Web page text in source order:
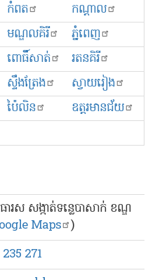
កំពត
កណ្ដាល
មណ្ឌលគិរី
ភ្នំពេញ
ពោធិ៍សាត់
រតនគិរី
ស្ទឹងត្រែង
ស្វាយរៀង
ប៉ៃលិន
ឧត្ដរមានជ័យ
រស សង្កាត់ទន្លេបាសាក់ ខណ្ឌ
Maps )
271